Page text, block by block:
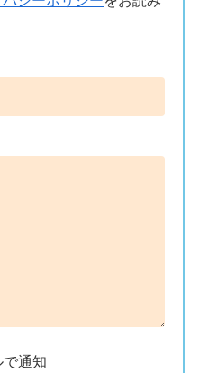
通知